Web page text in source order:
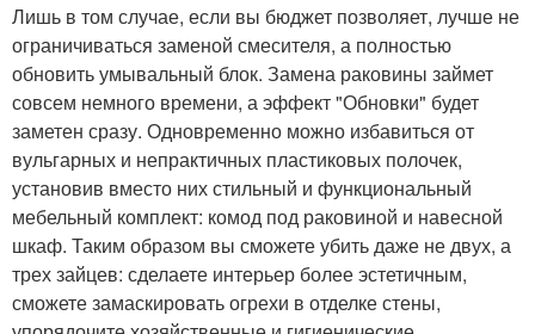
Лишь в том случае, если вы бюджет позволяет, лучше не
ограничиваться заменой смесителя, а полностью
обновить умывальный блок. Замена раковины займет
совсем немного времени, а эффект "Обновки" будет
заметен сразу. Одновременно можно избавиться от
вульгарных и непрактичных пластиковых полочек,
установив вместо них стильный и функциональный
мебельный комплект: комод под раковиной и навесной
шкаф. Таким образом вы сможете убить даже не двух, а
трех зайцев: сделаете интерьер более эстетичным,
сможете замаскировать огрехи в отделке стены,